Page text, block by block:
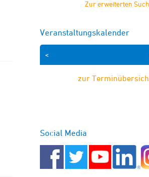
Zur erweiterten
Veranstaltungskalender
<
zur
Social Media